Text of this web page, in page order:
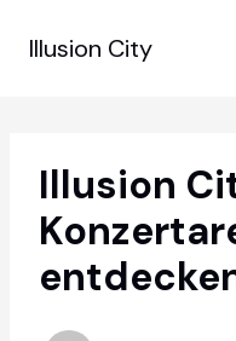
InhaltIllusion City
Illusion